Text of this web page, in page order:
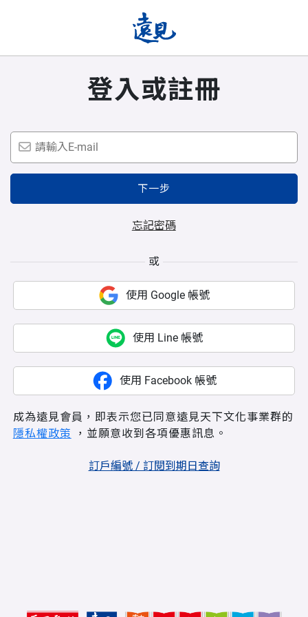
登入或註冊
下一步
忘記密碼
或
使用 Google 帳號
使用 Line 帳號
使用 Facebook 帳號
成為遠見會員，即表示您已同意遠見天下文化事業群的
隱私權政策 ，並願意收到各項優惠訊息。
訂戶編號 / 訂閱到期日查詢